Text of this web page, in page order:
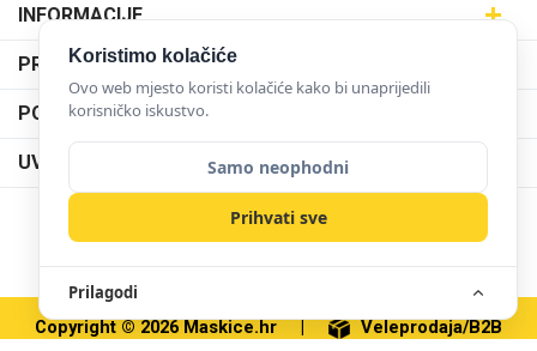
INFORMACIJE
Maskice.hr - Web trgovina
SVIJET MASKICA d.o.o.
Aleja javora 13, 10000 Zagreb
095 5555 345
prodaja@maskice.hr
PRODAJNA MJESTA
Poslovnica Trešnjevka
Poslovnica Dubrava
Poslovnica Ilica
Poslovnica Križevci
PODRŠKA
Dostava
O nama
Postani partner
Zakupi franšizu
Kontakt
UVJETI KORIŠTENJA
Klub vjernosti
Obrazac za jednostrani raskid ugovora
Pravne napomene
NAČINI PLAĆANJA
Copyright © 2026 Maskice.hr | Veleprodaja/B2B
Koristimo kolačiće
Ovo web mjesto koristi kolačiće kako bi unaprijedili
korisničko iskustvo.
Samo neophodni
Prihvati sve
Prilagodi